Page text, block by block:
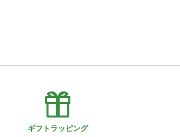
ギフトラッピング